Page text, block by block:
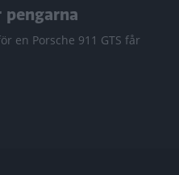
en Porsche 911 GTS får